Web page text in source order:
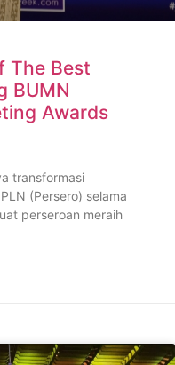
The Best
BUMN
Awards
transformasi
(Persero) selama
perseroan meraih